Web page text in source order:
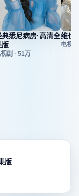
典悉尼病房·高清全
版
剧 · 51万
维也
电视剧
版